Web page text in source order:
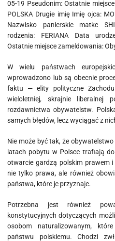
W wielu państwach
wprowadzono lub są obecnie
faktu — elity polityczne
wieloletniej, skrajnie liberalnej
rozdawnictwa obywatelstw.
samych błędów, lecz wyciągać z
Nie może być tak, że
latach pobytu w Polsce trafiają
otwarcie gardzą polskim prawem
nie tylko prawa, ale również
państwa, które je przyznaje.
Potrzebna jest również
konstytucyjnych dotyczących
osobom naturalizowanym,
państwu polskiemu. Chodzi